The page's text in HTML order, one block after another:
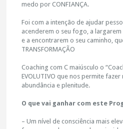
medo por CONFIANÇA.
Foi com a intenção de ajudar
acenderem o seu fogo, a
e a encontrarem o seu caminho,
TRANSFORMAÇÃO
Coaching com C maiúsculo o
EVOLUTIVO que nos permite fazer
abundância e plenitude.
O que vai ganhar com este
– Um nível de consciência mais